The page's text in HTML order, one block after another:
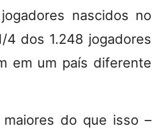
nascidos no
4 dos 1.248 jogadores
em um país diferente
do que isso –